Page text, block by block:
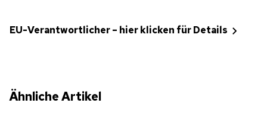
EU-Verantwortlicher – hier klicken für Details
Ähnliche Artikel